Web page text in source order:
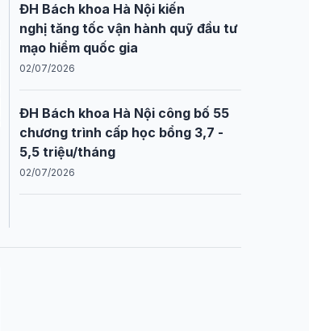
ĐH Bách khoa Hà Nội kiến
nghị tăng tốc vận hành quỹ đầu tư
mạo hiểm quốc gia
02/07/2026
ĐH Bách khoa Hà Nội công bố 55
chương trình cấp học bổng 3,7 -
5,5 triệu/tháng
02/07/2026